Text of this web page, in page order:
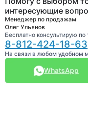
интересующие
Менеджер по продажам
Олег Ульянов
Бесплатно консультирую по
8-812-424-18-63
На связи в любом удобном
WhatsApp